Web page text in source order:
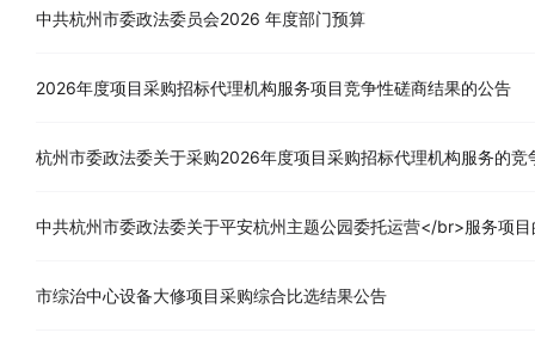
中共杭州市委政法委员会2026 年度部门预算
2026年度项目采购招标代理机构服务项目竞争性磋商结果的公告
杭州市委政法委关于采购2026年度项目采购招标代理机构服务的竞
中共杭州市委政法委关于平安杭州主题公园委托运营</br>服务项
市综治中心设备大修项目采购综合比选结果公告